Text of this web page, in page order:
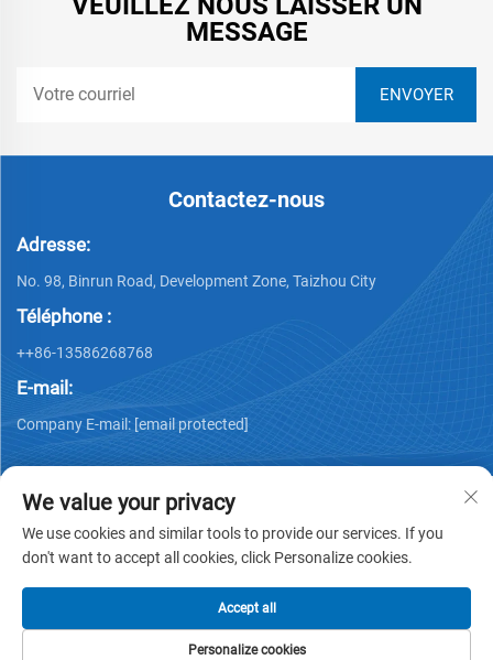
MESSAGE
Contactez-nous
Adresse:
No. 98, Binrun Road, Development Zone, Taizhou City
Téléphone :
++86-13586268768
E-mail:
Company E-mail: [email protected]
Technology (Taizhou) Co., Ltd -
Politique de confidentialité
We value your privacy
We use cookies and similar tools to provide our services. If you
don't want to accept all cookies, click Personalize cookies.
Personalize cookies
Accept all